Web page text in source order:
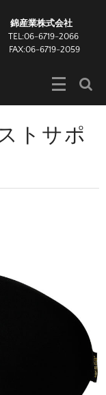
錦産業株式会社
TEL:06-6719-2066
FAX:06-6719-2059
トサポ